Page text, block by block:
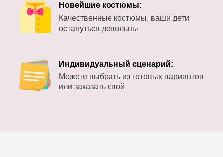
Новейшие костюмы:
Качественные костюмы, ваши дети
остануться довольны
Индивидуальный сценарий:
Можете выбрать из готовых вариантов
или заказать свой